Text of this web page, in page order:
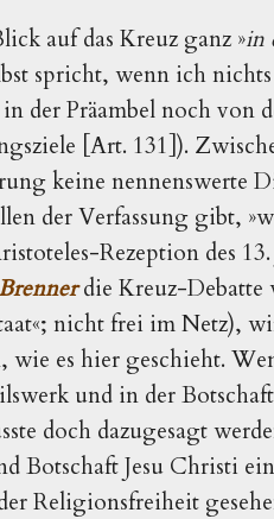
auf das Kreuz ganz »in
spricht, wenn ich
der Präambel noch von
[Art. 131]).
keine nennenswerte
der Verfassung gibt,
Rezeption des
die Kreuz-
nicht frei im Netz),
wie es hier geschieht.
und in der
doch dazugesagt
Botschaft Jesu Christi
Religionsfreiheit